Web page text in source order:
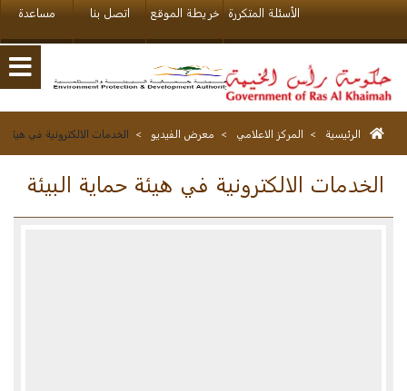
مساعدة اتصل بنا خريطة الموقع الأسئلة المتكررة
الرئيسية > المركز الاعلامي > معرض الفيديو > الخدمات الالكترونية في هيئة
الخدمات الالكترونية في هيئة حماية البيئة